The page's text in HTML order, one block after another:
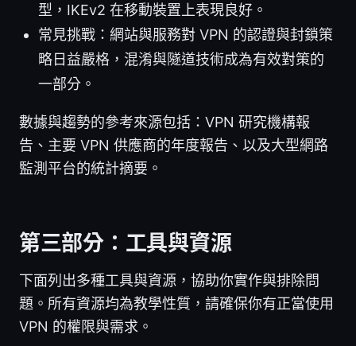
型，IKEv2 在移動裝置上表現良好。
常見挑戰：網站與服務對 VPN 的認證與封鎖策
略日益嚴格，混淆與隧道技術成為有效對策的
一部分。
數據與趨勢的參考來源包括：VPN 研究機構報
告、主要 VPN 供應商的年度報告、以及大型網路
監測平台的統計摘要。
第三部分：工具與資源
下面列出多種工具與資源，協助你實作與排除問
題。所有資源均為教學性質，請確保你有正當使用
VPN 的權限與需求。